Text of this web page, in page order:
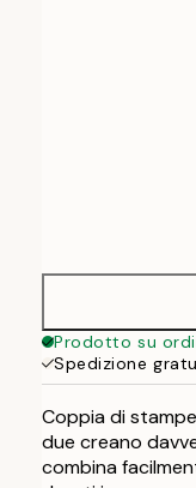
50x70 cm
30x40 cm
Prodotto su
Spedizione
Coppia di
due creano
combina